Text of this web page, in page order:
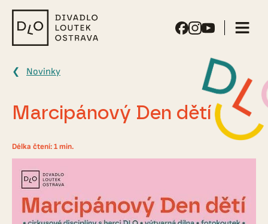
Divadlo
loutek
Novinky
Marcipánový Den dětí
Délka čtení: 1 min.